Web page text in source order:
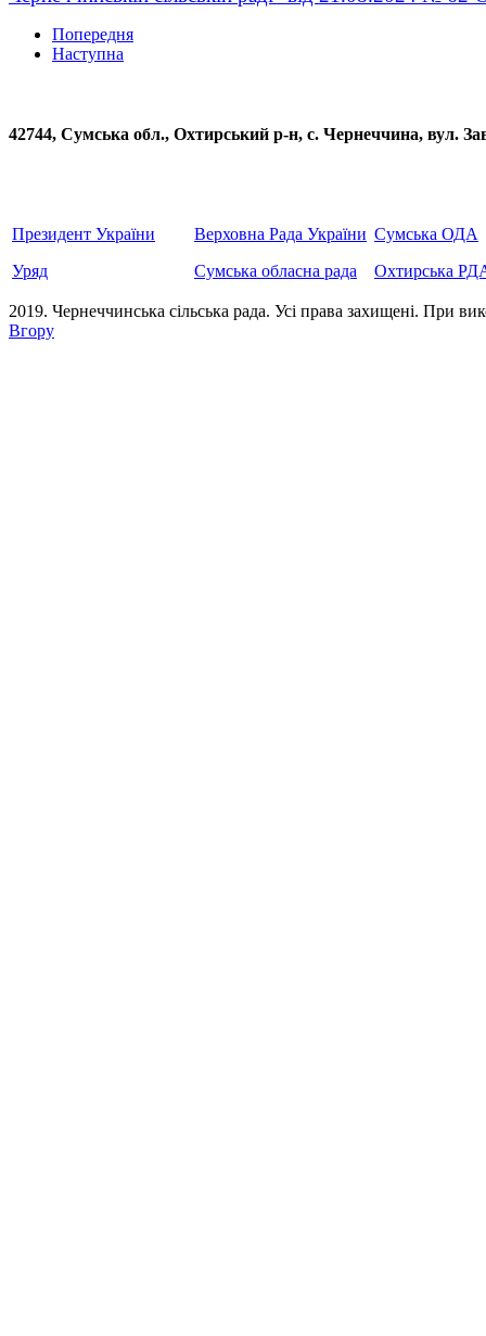
Попередня
Наступна
42744, Сумська обл., Охтирський р-н, с. Чернеччина,
Президент України
Уряд
Верховна Рада України
Сумська обласна рада
Сумська ОДА
Охтирська
2019. Чернеччинська сільська рада. Усi права захищенi. При
Вгору